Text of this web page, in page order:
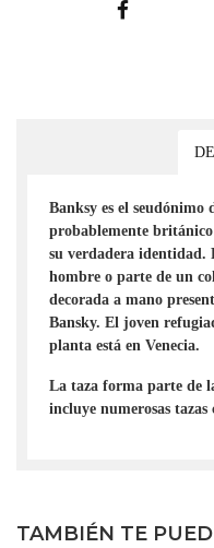
Banksy es el seudónimo
probablemente
su verdadera identidad.
hombre o parte de un
decorada a mano
Bansky. El joven
planta está en Venecia.
La taza forma parte de
incluye numerosas tazas
TAMBIÉN TE